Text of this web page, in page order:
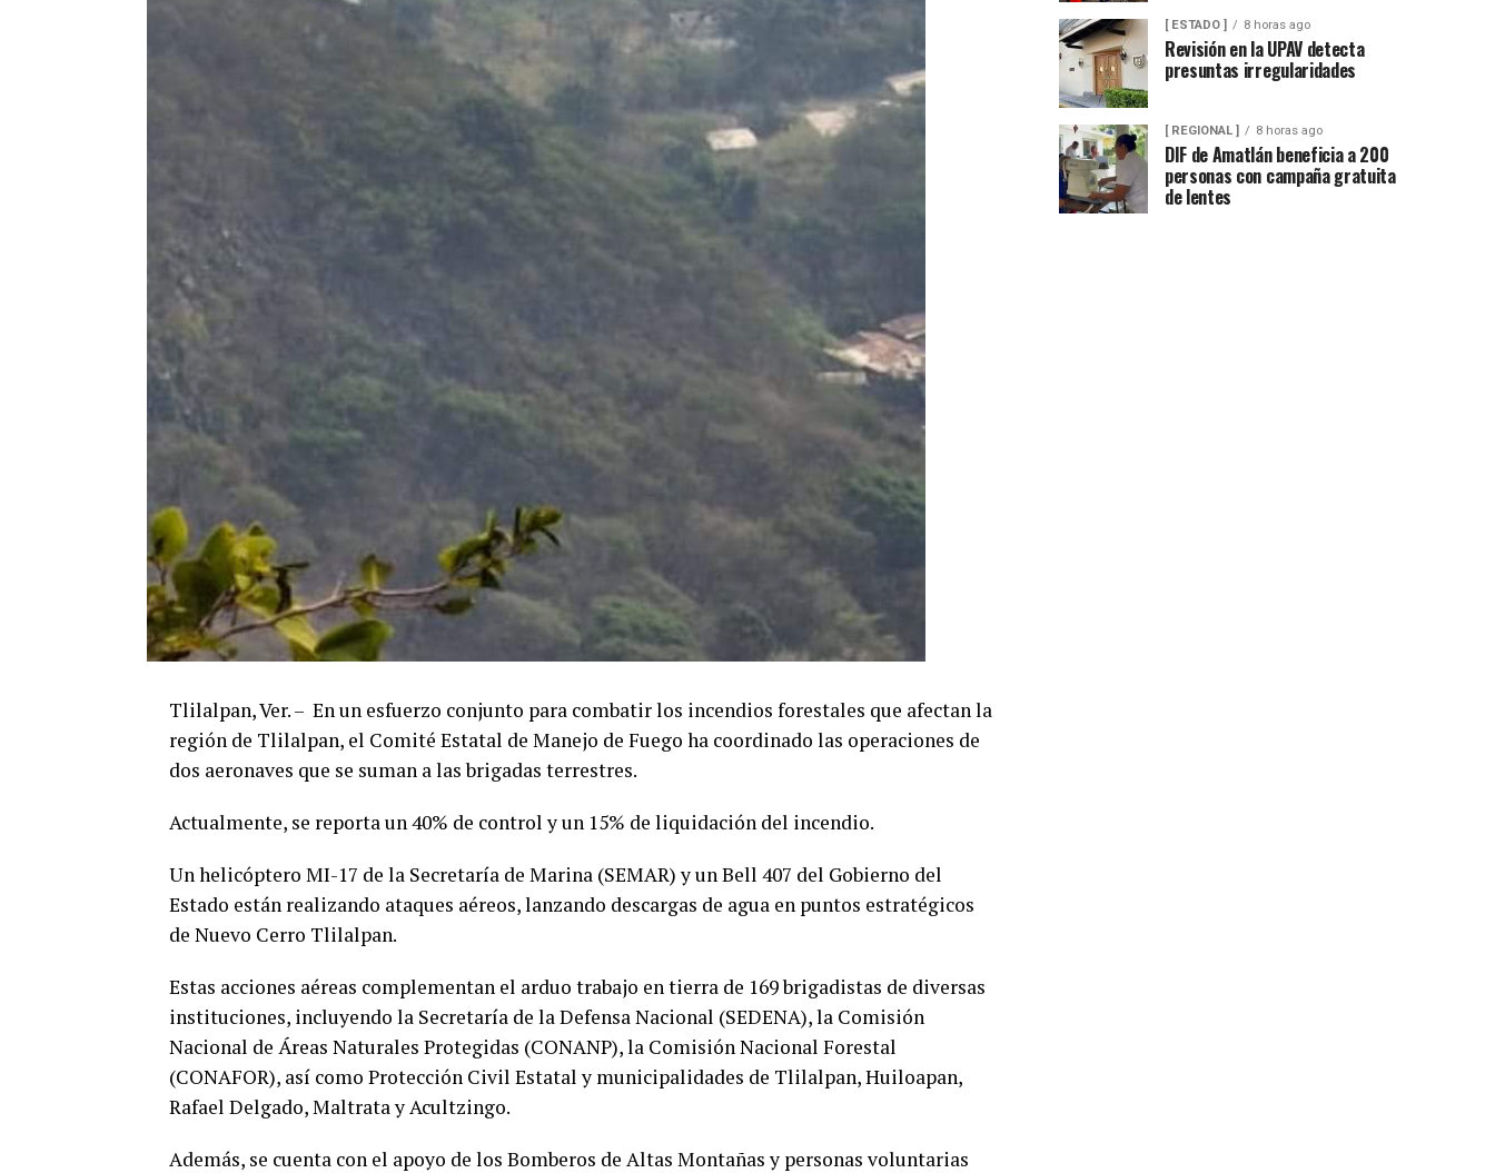
Tlilalpan, Ver. – En un esfuerzo conjunto para combatir los incendios forestales que afectan la
región de Tlilalpan, el Comité Estatal de Manejo de Fuego ha coordinado las operaciones de
dos aeronaves que se suman a las brigadas terrestres.
Actualmente, se reporta un 40% de control y un 15% de liquidación del incendio.
Un helicóptero MI-17 de la Secretaría de Marina (SEMAR) y un Bell 407 del Gobierno del
Estado están realizando ataques aéreos, lanzando descargas de agua en puntos estratégicos
de Nuevo Cerro Tlilalpan.
Estas acciones aéreas complementan el arduo trabajo en tierra de 169 brigadistas de diversas
instituciones, incluyendo la Secretaría de la Defensa Nacional (SEDENA), la Comisión
Nacional de Áreas Naturales Protegidas (CONANP), la Comisión Nacional Forestal
(CONAFOR), así como Protección Civil Estatal y municipalidades de Tlilalpan, Huiloapan,
Rafael Delgado, Maltrata y Acultzingo.
Además, se cuenta con el apoyo de los Bomberos de Altas Montañas y personas voluntarias
[ ESTADO ] 8 horas ago
Revisión en la UPAV detecta
presuntas irregularidades
[ REGIONAL ] 8 horas ago
DIF de Amatlán beneficia a 200
personas con campaña gratuita
de lentes